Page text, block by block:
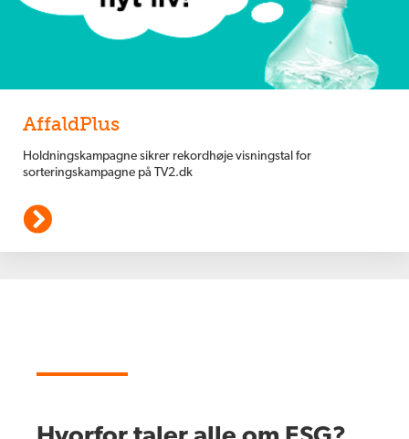
AffaldPlus
Holdningskampagne sikrer rekordhøje visningstal for
sorteringskampagne på TV2.dk